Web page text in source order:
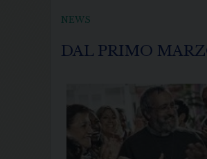
NEWS
DAL PRIMO